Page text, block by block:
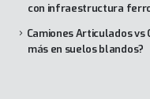
con infraestructura
Camiones Articulados vs
más en suelos blandos?